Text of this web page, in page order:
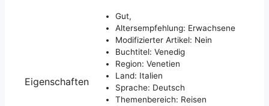
Eigenschaften
Gut,
Altersempfehlung: Erwachsene
Modifizierter Artikel: Nein
Buchtitel: Venedig
Region: Venetien
Land: Italien
Sprache: Deutsch
Themenbereich: Reisen